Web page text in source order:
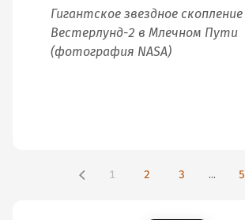
Гигантское звездное скопление
Вестерлунд-2 в Млечном Пути
(фотография NASA)
1 2 3 ... 5